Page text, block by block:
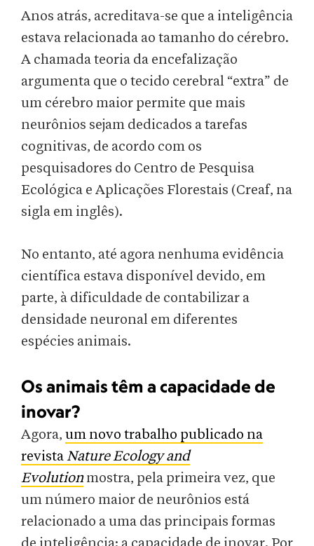
Anos atrás, acreditava-se que a inteligência
estava relacionada ao tamanho do cérebro.
A chamada teoria da encefalização
argumenta que o tecido cerebral “extra” de
um cérebro maior permite que mais
neurônios sejam dedicados a tarefas
cognitivas, de acordo com os
pesquisadores do Centro de Pesquisa
Ecológica e Aplicações Florestais (Creaf, na
sigla em inglês).
No entanto, até agora nenhuma evidência
científica estava disponível devido, em
parte, à dificuldade de contabilizar a
densidade neuronal em diferentes
espécies animais.
Os animais têm a capacidade de
inovar?
Agora, um novo trabalho publicado na
revistaNature Ecology and
Evolutionmostra, pela primeira vez, que
um número maior de neurônios está
relacionado a uma das principais formas